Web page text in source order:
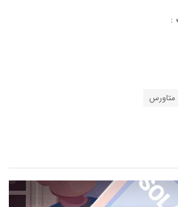
متاورس